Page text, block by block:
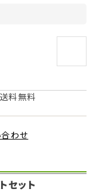
料無料
わせ
セット